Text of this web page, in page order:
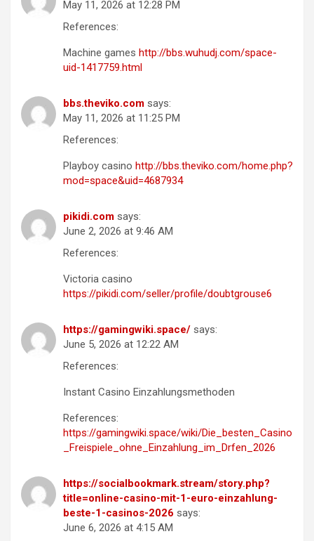
May 11, 2026 at 12:28 PM
References:
Machine games http://bbs.wuhudj.com/space-
uid-1417759.html
bbs.theviko.com says:
May 11, 2026 at 11:25 PM
References:
Playboy casino http://bbs.theviko.com/home.php?
mod=space&uid=4687934
pikidi.com says:
June 2, 2026 at 9:46 AM
References:
Victoria casino
https://pikidi.com/seller/profile/doubtgrouse6
https://gamingwiki.space/ says:
June 5, 2026 at 12:22 AM
References:
Instant Casino Einzahlungsmethoden
References:
https://gamingwiki.space/wiki/Die_besten_Casino
_Freispiele_ohne_Einzahlung_im_Drfen_2026
https://socialbookmark.stream/story.php?
title=online-casino-mit-1-euro-einzahlung-
beste-1-casinos-2026 says:
June 6, 2026 at 4:15 AM